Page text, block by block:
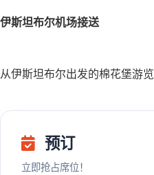
伊斯坦布尔机场接送
从伊斯坦布尔出发的棉花堡游览
预订
立即抢占席位！